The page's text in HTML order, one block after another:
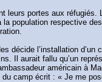
leurs portes aux réfugiés.
population respective
décide l’installation d’un
Il aurait fallu qu’un
américain à
camp écrit : « Je me